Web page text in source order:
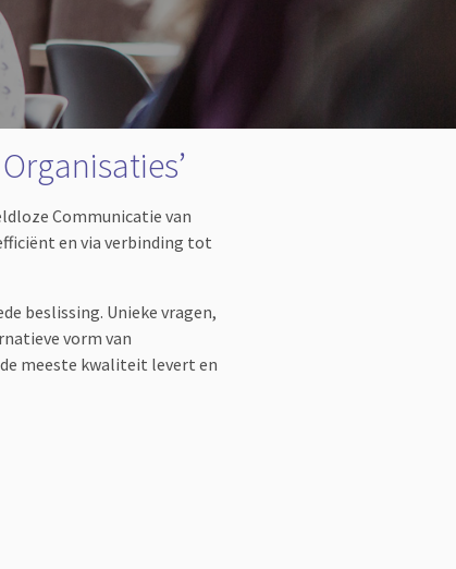
Communicatie van
en via verbinding tot
beslissing. Unieke vragen,
vorm van
meeste kwaliteit levert en